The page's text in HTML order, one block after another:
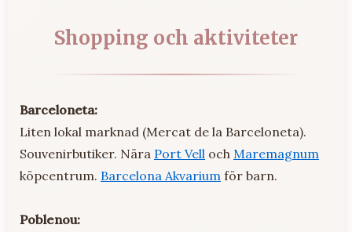
Shopping och aktiviteter
Barceloneta:
Liten lokal marknad (Mercat de la Barceloneta).
Souvenirbutiker. Nära Port Vell och Maremagnum
köpcentrum. Barcelona Akvarium för barn.
Poblenou: